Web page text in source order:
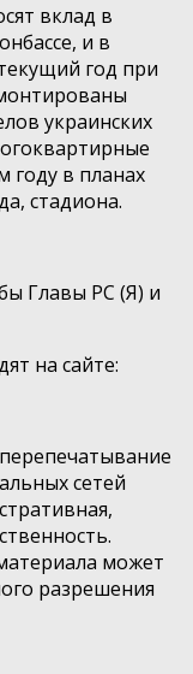
вклад в
и в
год при
украинских
в планах
стадиона.
Главы РС (Я) и
на сайте:
сетей
может
разрешения